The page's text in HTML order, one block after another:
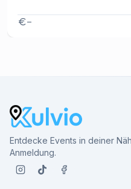
–
Entdecke Events in deiner
Anmeldung.